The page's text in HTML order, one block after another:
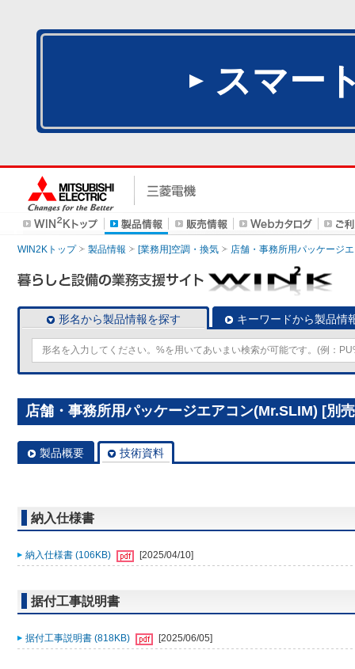
スマー
WIN2Kトップ 製品情報 [業務用]空調・換気 店舗・事務所用パッケージ
形名から製品情報を探す キーワードから製品情
店舗・事務所用パッケージエアコン(Mr.SLIM) [別
製品概要 技術資料
納入仕様書
納入仕様書 (106KB) [2025/04/10]
据付工事説明書
据付工事説明書 (818KB) [2025/06/05]